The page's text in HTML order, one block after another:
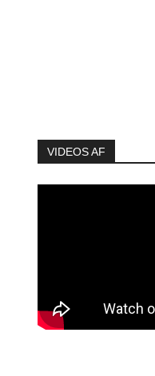
VIDEOS AF